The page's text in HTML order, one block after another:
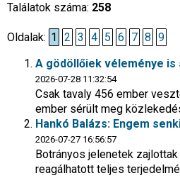
Találatok száma: 258
Oldalak: 1 2 3 4 5 6 7 8 9
A gödöllőiek véleménye
2026-07-28 11:32:54
Csak tavaly 456 ember
ember sérült meg
Hankó Balázs: Engem
2026-07-27 16:56:57
Botrányos jelenetek
reagálhatott teljes